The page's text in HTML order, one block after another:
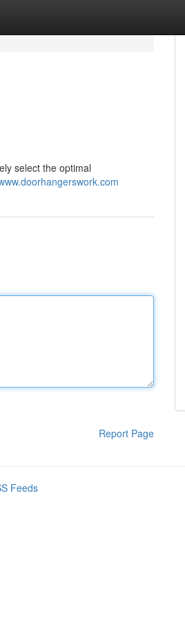
select the optimal
Report Page
Feeds